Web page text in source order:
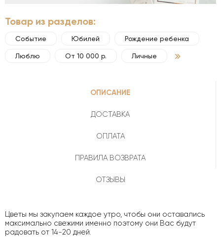
Товар из разделов:
Событие Юбилей Рождение ребенка
Люблю От 10 000 р. Личные
ОПИСАНИЕ
ДОСТАВКА
ОПЛАТА
ПРАВИЛА ВОЗВРАТА
ОТЗЫВЫ
Цветы мы закупаем каждое утро, чтобы они оставались
максимально свежими именно поэтому они Вас будут
радовать от 14-20 дней.